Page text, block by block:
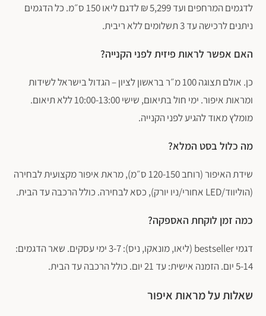
לדגמים המרחפים ועד 5,299 ₪ לדגם ליאו 150 ס״מ. כל הדגמים
ניתנים לרכישה עד 3 תשלומים ללא ריבית.
האם אפשר לראות פיזית לפני הקנייה?
כן. אולם תצוגה 100 מ״ר בראשון לציון – הגדול בישראל לשידות
ומראות איפור. ימי חול בתיאום, שישי 10:00-13:00 ללא תיאום.
מומלץ מאוד להגיע לפני הקנייה.
מה כלול בסט המלא?
שידת האיפור (רוחב 120-150 ס״מ), מראת איפור מקצועית לבחירה
(הוליווד/LED אחורי/ניו יורק), כסא לבחירה. כולל הרכבה עד הבית.
כמה זמן לוקחת האספקה?
דגמי bestseller (ליאו, מונאקו, ניס): 3-7 ימי עסקים. שאר הדגמים:
5-14 יום. הזמנה אישית: עד 21 יום. כולל הרכבה עד הבית.
שאלות על מראות איפור
פתח סרגל נגישות